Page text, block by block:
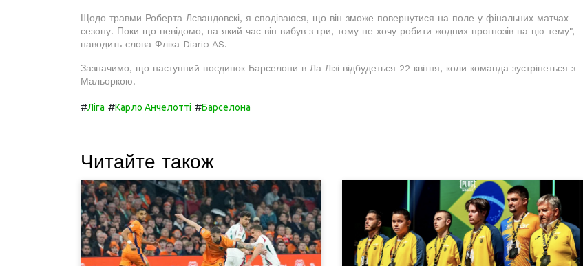
Щодо травми Роберта Лєвандовскі, я сподіваюся, що він зможе повернутися на поле у фінальних матчах
сезону. Поки що невідомо, на який час він вибув з гри, тому не хочу робити жодних прогнозів на цю тему", -
наводить слова Фліка Diario AS.
Зазначимо, що наступний поєдинок Барселони в Ла Лізі відбудеться 22 квітня, коли команда зустрінеться з
Мальоркою.
#Ліга #Карло Анчелотті #Барселона
Читайте також